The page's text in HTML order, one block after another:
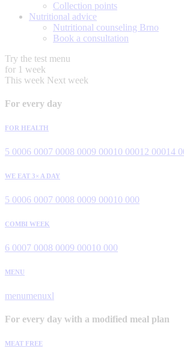
Collection points
Nutritional advice
Nutritional counseling Brno
Book a consultation
Try the test menu
for 1 week
This week Next week
For every day
FOR HEALTH
5 0006 0007 0008 0009 00010 00012 00014
WE EAT 3× A DAY
5 0006 0007 0008 0009 00010 000
COMBI WEEK
6 0007 0008 0009 00010 000
MENU
menumenuxl
For every day with a modified meal plan
MEAT FREE